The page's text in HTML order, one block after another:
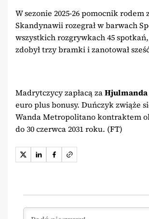
W sezonie 2025-26 pomocnik rodem
Skandynawii rozegrał w barwach
wszystkich rozgrywkach 45
zdobył trzy bramki i zanotował
Madrytczycy zapłacą zaHjulmanda
euro plus bonusy. Duńczyk zwiąże
Wanda Metropolitano kontraktem
do 30 czerwca 2031 roku. (FT)